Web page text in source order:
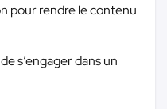
pour rendre le contenu
s’engager dans un